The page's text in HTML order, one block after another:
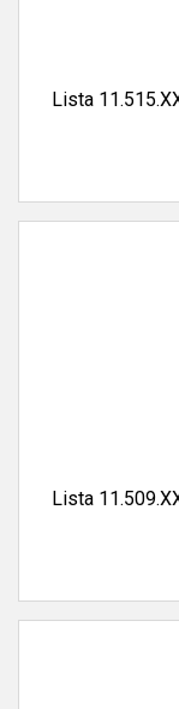
Lista
Lista